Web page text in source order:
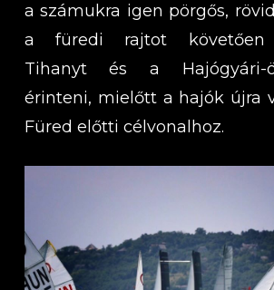
a számukra igen pörgős,
a füredi rajtot követően
Tihanyt és a Hajógyári-
érinteni, mielőtt a hajók újra
Füred előtti célvonalhoz.